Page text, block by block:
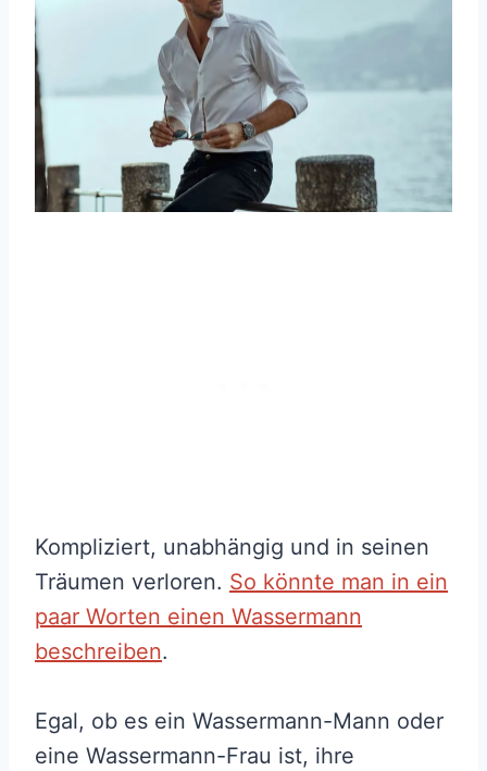
Kompliziert, unabhängig und in seinen
Träumen verloren. So könnte man in ein
paar Worten einen Wassermann
beschreiben.
Egal, ob es ein Wassermann-Mann oder
eine Wassermann-Frau ist, ihre